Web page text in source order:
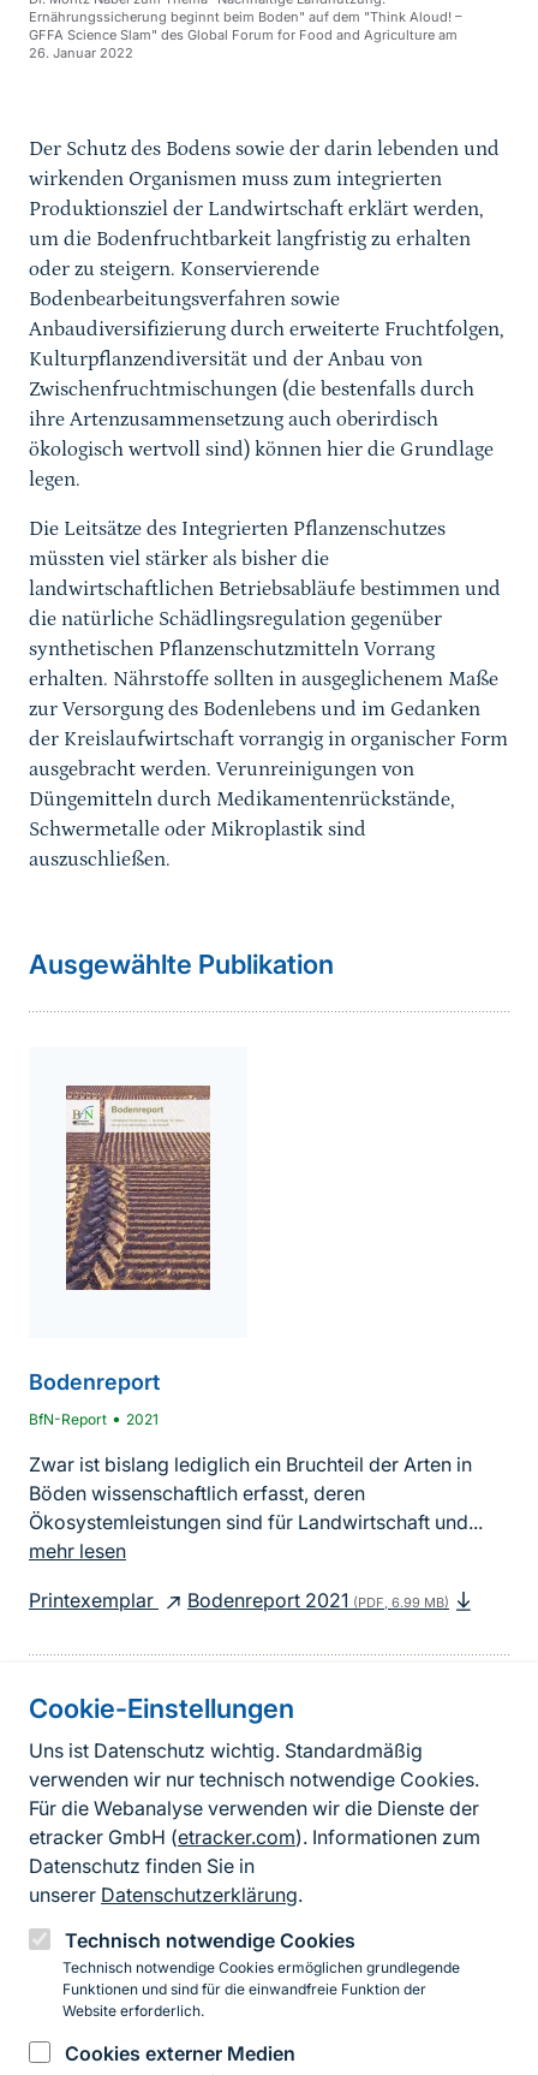
Cookie-Einstellungen
Uns ist Datenschutz wichtig. Standardmäßig
verwenden wir nur technisch notwendige Cookies.
Für die Webanalyse verwenden wir die Dienste der
etracker GmbH (etracker.com). Informationen zum
Datenschutz finden Sie in
unserer Datenschutzerklärung.
Technisch notwendige Cookies
Technisch notwendige Cookies ermöglichen grundlegende
Funktionen und sind für die einwandfreie Funktion der
Website erforderlich.
Cookies externer Medien
Ernährungssicherung beginnt beim Boden" auf dem "Think Aloud! –
GFFA Science Slam" des Global Forum for Food and Agriculture am
26. Januar 2022
Der Schutz des Bodens sowie der darin lebenden und
wirkenden Organismen muss zum integrierten
Produktionsziel der Landwirtschaft erklärt werden,
um die Bodenfruchtbarkeit langfristig zu erhalten
oder zu steigern. Konservierende
Bodenbearbeitungsverfahren sowie
Anbaudiversifizierung durch erweiterte Fruchtfolgen,
Kulturpflanzendiversität und der Anbau von
Zwischenfruchtmischungen (die bestenfalls durch
ihre Artenzusammensetzung auch oberirdisch
ökologisch wertvoll sind) können hier die Grundlage
legen.
Die Leitsätze des Integrierten Pflanzenschutzes
müssten viel stärker als bisher die
landwirtschaftlichen Betriebsabläufe bestimmen und
die natürliche Schädlingsregulation gegenüber
synthetischen Pflanzenschutzmitteln Vorrang
erhalten. Nährstoffe sollten in ausgeglichenem Maße
zur Versorgung des Bodenlebens und im Gedanken
der Kreislaufwirtschaft vorrangig in organischer Form
ausgebracht werden. Verunreinigungen von
Düngemitteln durch Medikamentenrückstände,
Schwermetalle oder Mikroplastik sind
auszuschließen.
weiterführender
Ausgewählte Publikation
Bodenreport
BfN-Report • 2021
Zwar ist bislang lediglich ein Bruchteil der Arten in
Böden wissenschaftlich erfasst, deren
Ökosystemleistungen sind für Landwirtschaft und...
mehr lesen
Printexemplar Bodenreport 2021 (PDF, 6.99 MB)
Informationen zur Seite
FußzeileKontakt zum BfN
Kontaktformular
Erklärung zur Barrierefreiheit
Impressum
Datenschutz
InstagramFacebookYouTubeLinkedIn